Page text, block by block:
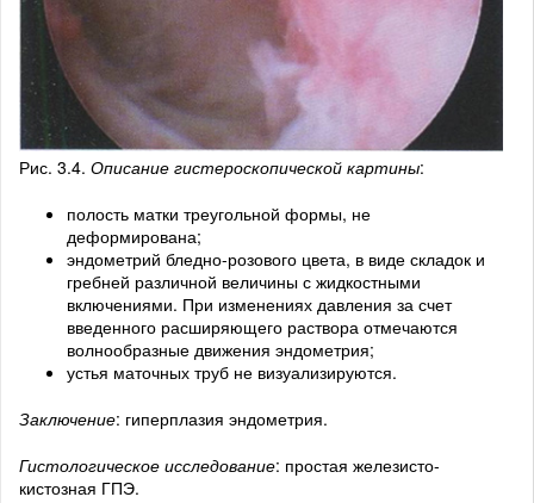
Рис. 3.4. Описание гистероскопической картины:
полость матки треугольной формы, не
деформирована;
эндометрий бледно-розового цвета, в виде складок и
гребней различной величины с жидкостными
включениями. При изменениях давления за счет
введенного расширяющего раствора отмечаются
волнообразные движения эндометрия;
устья маточных труб не визуализируются.
Заключение: гиперплазия эндометрия.
Гистологическое исследование: простая железисто-
кистозная ГПЭ.